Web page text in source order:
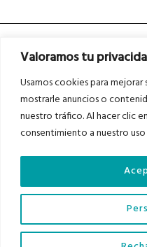
Valoramos tu
Usamos cookies para
mostrarle anuncios o
nuestro tráfico. Al hacer clic
consentimiento a nuestro
Asociados a
Diario del Bajo Cinca © 2023 .